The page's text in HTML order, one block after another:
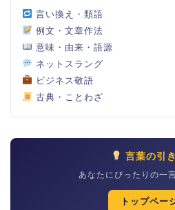
言い換え・類語
例文・文章作法
意味・由来・語源
ネットスラング
ビジネス敬語
古典・ことわざ
言葉の引
あなたにぴったりの一
トップペー